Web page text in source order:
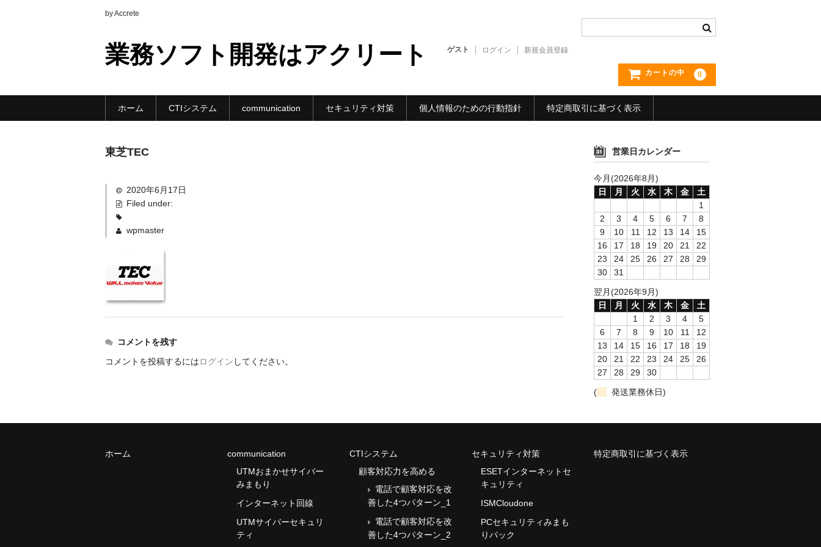
by Accrete
業務ソフト開発はアクリート ゲスト ログイン 新規会員登録
カートの中 0
ホーム CTIシステム communication セキュリティ対策 個人情報のための行動指針 特定商取引に基づく表示
東芝TEC
2020年6月17日
Filed under:
wpmaster
コメントを残す
コメントを投稿するにはログイン してください。
営業日カレンダー
今月(2026年8月)
日
月 火 水 木 金
土
1
2
3 4 5 6 7
8
9
10 11 12 13 14
15
16
17 18 19 20 21
22
23
24 25 26 27 28
29
30
31
翌月(2026年9月)
日
月 火 水 木 金
土
1
2 3 4
5
6
7 8 9 10 11
12
13
14 15 16 17 18
19
20
21 22 23 24 25
26
27
28 29
30
(
発送業務休日)
ホーム
communication
UTMおまかせサイバー
みまもり
インターネット回線
UTMサイバーセキュリ
ティ
CTIシステム
顧客対応力を高める
電話で顧客対応を改
善した4つパターン_1
電話で顧客対応を改
善した4つパターン_2
セキュリティ対策
ESETインターネットセ
キュリティ
ISMCloudone
PCセキュリティみまも
りパック
特定商取引に基づく表示